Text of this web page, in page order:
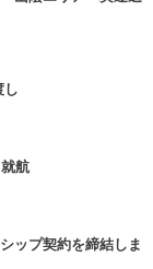
し
航
ップ契約を締結しま